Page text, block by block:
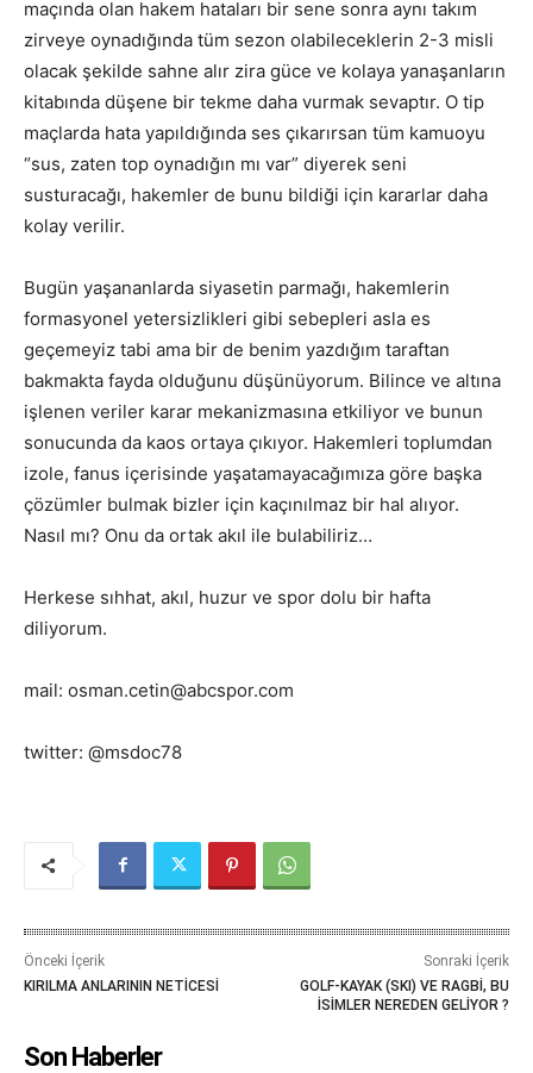
maçında olan hakem hataları bir sene sonra aynı takım
zirveye oynadığında tüm sezon olabileceklerin 2-3 misli
olacak şekilde sahne alır zira güce ve kolaya yanaşanların
kitabında düşene bir tekme daha vurmak sevaptır. O tip
maçlarda hata yapıldığında ses çıkarırsan tüm kamuoyu
“sus, zaten top oynadığın mı var” diyerek seni
susturacağı, hakemler de bunu bildiği için kararlar daha
kolay verilir.
Bugün yaşananlarda siyasetin parmağı, hakemlerin
formasyonel yetersizlikleri gibi sebepleri asla es
geçemeyiz tabi ama bir de benim yazdığım taraftan
bakmakta fayda olduğunu düşünüyorum. Bilince ve altına
işlenen veriler karar mekanizmasına etkiliyor ve bunun
sonucunda da kaos ortaya çıkıyor. Hakemleri toplumdan
izole, fanus içerisinde yaşatamayacağımıza göre başka
çözümler bulmak bizler için kaçınılmaz bir hal alıyor.
Nasıl mı? Onu da ortak akıl ile bulabiliriz…
Herkese sıhhat, akıl, huzur ve spor dolu bir hafta
diliyorum.
mail: osman.cetin@abcspor.com
twitter: @msdoc78
Önceki İçerik
KIRILMA ANLARININ NETİCESİ
Sonraki İçerik
GOLF-KAYAK (SKI) VE RAGBİ, BU
İSİMLER NEREDEN GELİYOR ?
Son Haberler